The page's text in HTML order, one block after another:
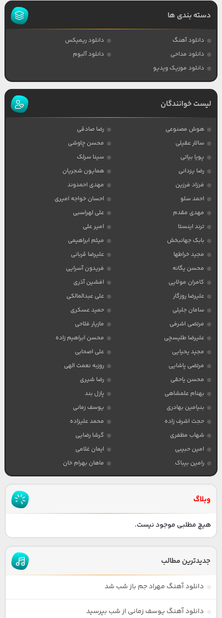
دسته بندی ها
دانلود آهنگ
دانلود ریمیکس
دانلود مداحی
دانلود آلبوم
دانلود موزیک ویدیو
لیست خوانندگان
هوش مصنوعی
رضا صادقی
سالار عقیلی
محسن چاوشی
پویا بیاتی
سینا سرلک
رضا یزدانی
همایون شجریان
فرزاد فرزین
مهدی احمدوند
احمد سلو
احسان خواجه امیری
مهدی مقدم
علی لهراسبی
ترند اینستا
امیر علی
بابک جهانبخش
میثم ابراهیمی
مجید خراطها
علیرضا قربانی
محسن یگانه
فریدون آسرایی
کامران مولایی
افشین آذری
علیرضا روزگار
علی عبدالمالکی
سامان جلیلی
حمید عسکری
مرتضی اشرفی
مازیار فلاحی
علیرضا طلیسچی
محسن ابراهیم زاده
مجید یحیایی
علی اصحابی
مرتضی پاشایی
روزبه نعمت الهی
محسن یاحقی
رضا شیری
بهنام علمشاهی
پازل بند
بنیامین بهادری
یوسف زمانی
حجت اشرف زاده
محمد علیزاده
شهاب مظفری
گرشا رضایی
امین حبیبی
ایمان غلامی
رامین بیباک
ماهان بهرام خان
وبلاگ
هیچ مطلبی موجود نیست.
جدیدترین مطالب
دانلود آهنگ مهراد جم باز شب شد
دانلود آهنگ یوسف زمانی از شب بپرسید